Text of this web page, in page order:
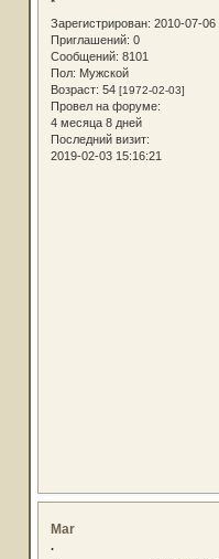
Зарегистрирован: 2010-07-06
Приглашений: 0
Сообщений: 8101
Пол: Мужской
Возраст: 54 [1972-02-03]
Провел на форуме:
4 месяца 8 дней
Последний визит:
2019-02-03 15:16:21
Mar
.